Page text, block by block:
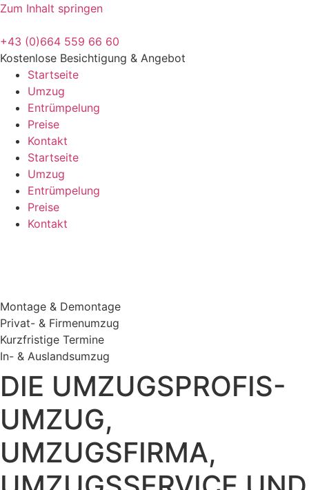
Zum Inhalt springen
+43 (0)664 559 66 60
Kostenlose Besichtigung & Angebot
Startseite
Umzug
Entrümpelung
Preise
Kontakt
Startseite
Umzug
Entrümpelung
Preise
Kontakt
Montage & Demontage
Privat- & Firmenumzug
Kurzfristige Termine
In- & Auslandsumzug
DIE UMZUGSPROFIS-
UMZUG,
UMZUGSFIRMA,